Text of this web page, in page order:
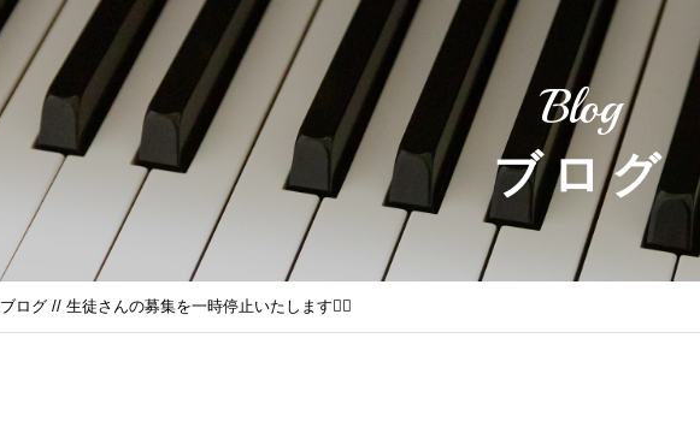
Blog
ブログ
ブログ // 生徒さんの募集を一時停止いたします🙇‍♀️